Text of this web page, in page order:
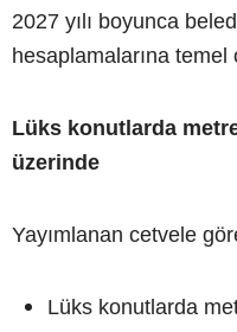
2027 yılı boyunca
hesaplamalarına temel
Lüks konutlarda
üzerinde
Yayımlanan cetvele
Lüks konutlarda